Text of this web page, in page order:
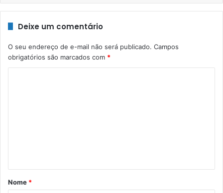
Deixe um comentário
O seu endereço de e-mail não será publicado. Campos
obrigatórios são marcados com *
rNome *